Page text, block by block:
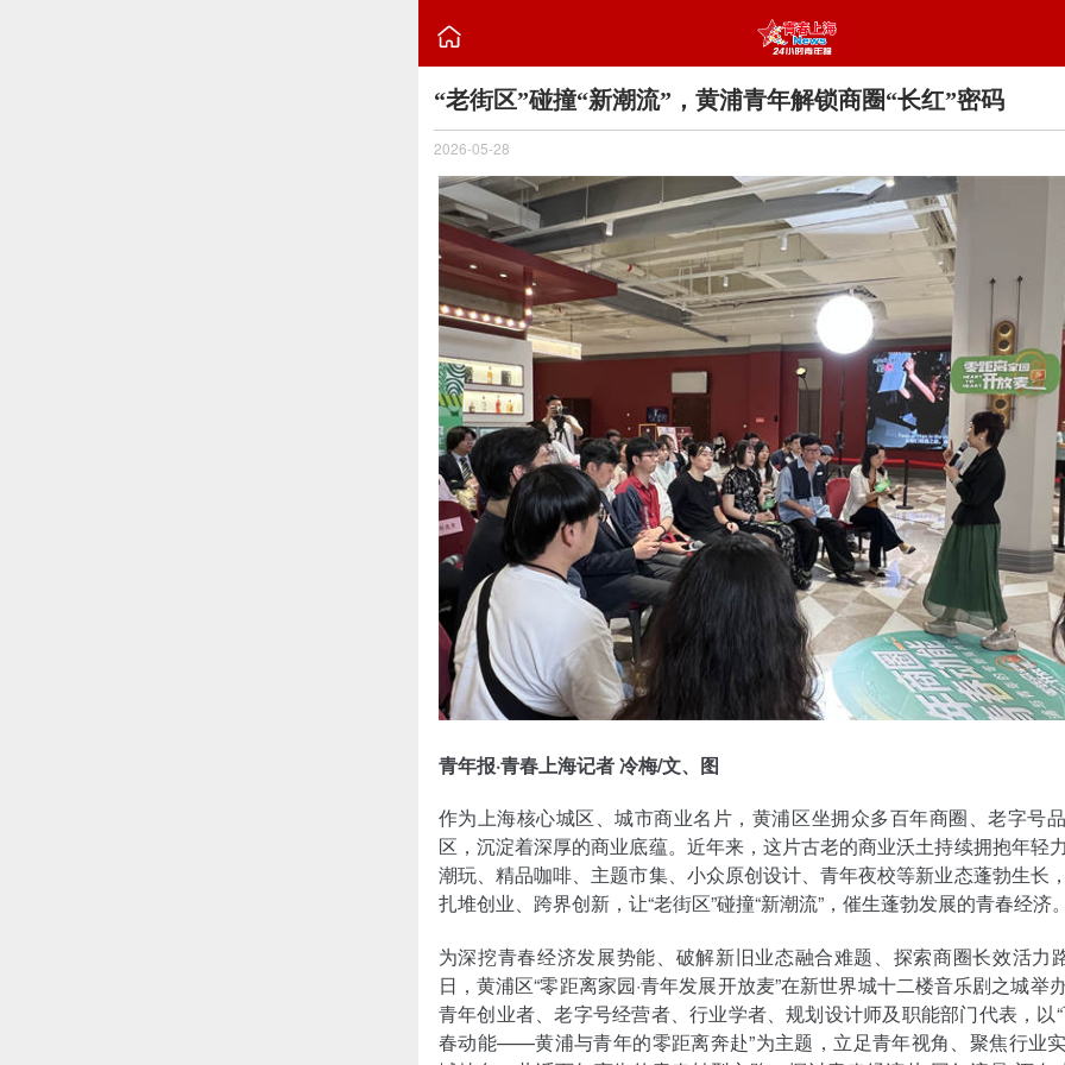

“老街区”碰撞“新潮流”，黄浦青年解锁商圈“长红”密码
2026-05-28
青年报·青春上海记者 冷梅/文、图
作为上海核心城区、城市商业名片，黄浦区坐拥众多百年商圈、老字号
区，沉淀着深厚的商业底蕴。近年来，这片古老的商业沃土持续拥抱年轻
潮玩、精品咖啡、主题市集、小众原创设计、青年夜校等新业态蓬勃生长
扎堆创业、跨界创新，让“老街区”碰撞“新潮流”，催生蓬勃发展的青春经济
为深挖青春经济发展势能、破解新旧业态融合难题、探索商圈长效活力
日，黄浦区“零距离家园·青年发展开放麦”在新世界城十二楼音乐剧之城举
青年创业者、老字号经营者、行业学者、规划设计师及职能部门代表，以
春动能——黄浦与青年的零距离奔赴”为主题，立足青年视角、聚焦行业